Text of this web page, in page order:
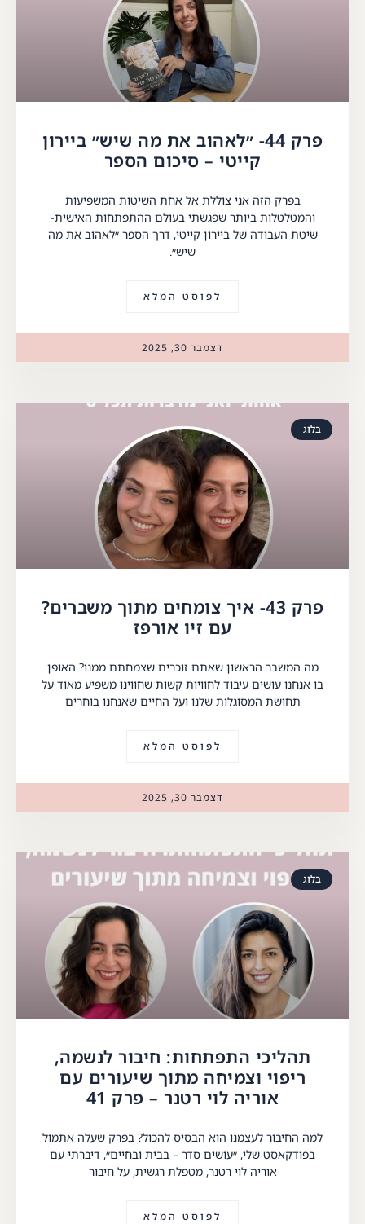
פרק 44- ״לאהוב את מה שיש״ ביירון
קייטי – סיכום הספר
בפרק הזה אני צוללת אל אחת השיטות המשפיעות
והמטלטלות ביותר שפגשתי בעולם ההתפתחות האישית-
שיטת העבודה של ביירון קייטי, דרך הספר ״לאהוב את מה
שיש״.
לפוסט המלא
דצמבר 30, 2025
בלוג
פרק 43- איך צומחים מתוך משברים?
עם זיו אורפז
מה המשבר הראשון שאתם זוכרים שצמחתם ממנו? האופן
בו אנחנו עושים עיבוד לחוויות קשות שחווינו משפיע מאוד על
תחושת המסוגלות שלנו ועל החיים שאנחנו בוחרים
לפוסט המלא
דצמבר 30, 2025
בלוג
תהליכי התפתחות: חיבור לנשמה,
ריפוי וצמיחה מתוך שיעורים עם
אוריה לוי רטנר – פרק 41
למה החיבור לעצמנו הוא הבסיס להכול? בפרק שעלה אתמול
בפודקאסט שלי, ״עושים סדר – בבית ובחיים״, דיברתי עם
אוריה לוי רטנר, מטפלת רגשית, על חיבור
לפוסט המלא